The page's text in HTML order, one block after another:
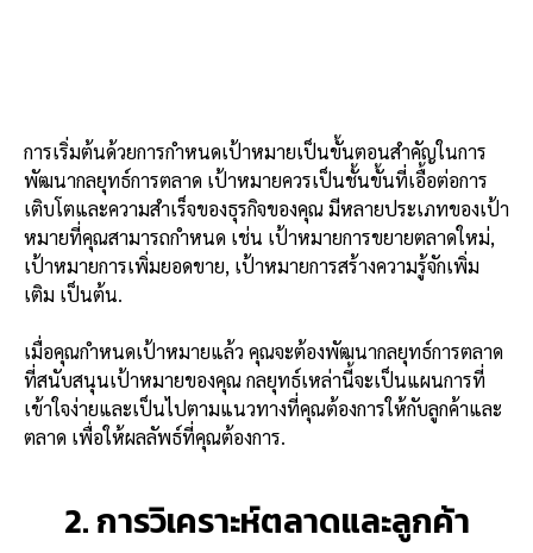
การเริ่มต้นด้วยการกำหนดเป้าหมายเป็นขั้นตอนสำคัญในการ
พัฒนากลยุทธ์การตลาด เป้าหมายควรเป็นชั้นขั้นที่เอื้อต่อการ
เติบโตและความสำเร็จของธุรกิจของคุณ มีหลายประเภทของเป้า
หมายที่คุณสามารถกำหนด เช่น เป้าหมายการขยายตลาดใหม่,
เป้าหมายการเพิ่มยอดขาย, เป้าหมายการสร้างความรู้จักเพิ่ม
เติม เป็นต้น.
เมื่อคุณกำหนดเป้าหมายแล้ว คุณจะต้องพัฒนากลยุทธ์การตลาด
ที่สนับสนุนเป้าหมายของคุณ กลยุทธ์เหล่านี้จะเป็นแผนการที่
เข้าใจง่ายและเป็นไปตามแนวทางที่คุณต้องการให้กับลูกค้าและ
ตลาด เพื่อให้ผลลัพธ์ที่คุณต้องการ.
2. การวิเคราะห์ตลาดและลูกค้า